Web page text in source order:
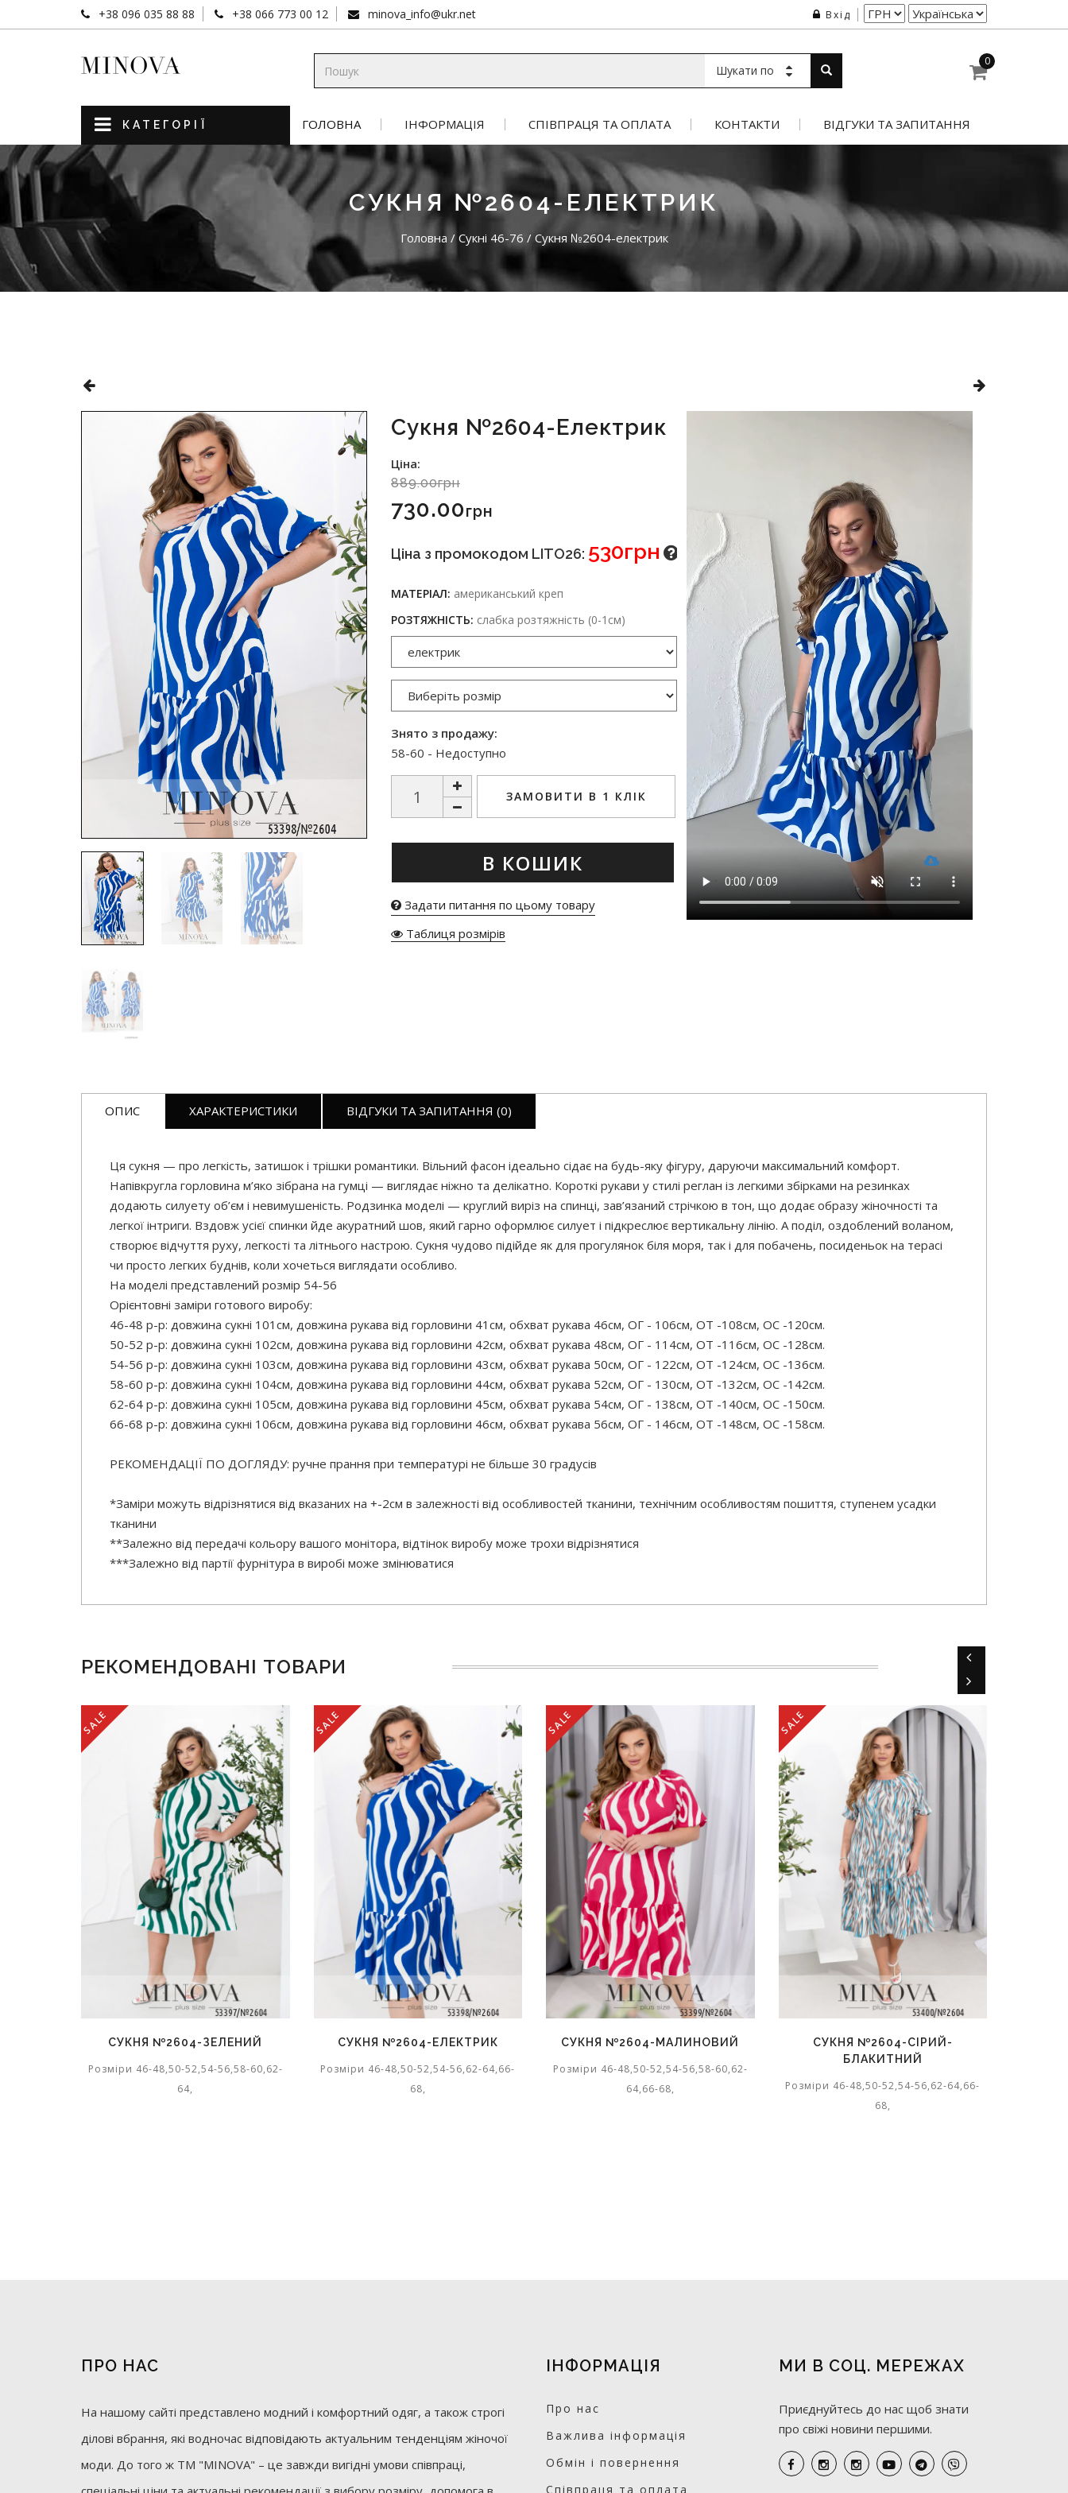
+38 096 035 88 88 +38 066 773 00 12 minova_info@ukr.net Вхід
Шукати по
0
КАТЕГОРІЇ ГОЛОВНА ІНФОРМАЦІЯ СПІВПРАЦЯ ТА ОПЛАТА КОНТАКТИ ВІДГУКИ ТА ЗАПИТАННЯ
СУКНЯ №2604-ЕЛЕКТРИК
Головна / Сукні 46-76 / Сукня №2604-електрик
Сукня №2604-Електрик
Ціна:
889.00грн
730.00Грн
Ціна з промокодом LITO26: 530грн
МАТЕРІАЛ: американський креп
РОЗТЯЖНІСТЬ: слабка розтяжність (0-1см)
Знято з продажу:
58-60 - Недоступно
ЗАМОВИТИ В 1 КЛІК
В КОШИК
Задати питання по цьому товару
Таблиця розмірів
ОПИС ХАРАКТЕРИСТИКИ ВІДГУКИ ТА ЗАПИТАННЯ (0)
Ця сукня — про легкість, затишок і трішки романтики. Вільний фасон ідеально сідає на будь-яку фігуру, даруючи максимальний комфорт.
Напівкругла горловина м’яко зібрана на гумці — виглядає ніжно та делікатно. Короткі рукави у стилі реглан із легкими збірками на резинках
додають силуету об’єм і невимушеність. Родзинка моделі — круглий виріз на спинці, зав’язаний стрічкою в тон, що додає образу жіночності та
легкої інтриги. Вздовж усієї спинки йде акуратний шов, який гарно оформлює силует і підкреслює вертикальну лінію. А поділ, оздоблений воланом,
створює відчуття руху, легкості та літнього настрою. Сукня чудово підійде як для прогулянок біля моря, так і для побачень, посиденьок на терасі
чи просто легких буднів, коли хочеться виглядати особливо.
На моделі представлений розмір 54-56
Орієнтовні заміри готового виробу:
46-48 р-р: довжина сукні 101см, довжина рукава від горловини 41см, обхват рукава 46см, ОГ - 106см, ОТ -108см, OC -120см.
50-52 р-р: довжина сукні 102см, довжина рукава від горловини 42см, обхват рукава 48см, ОГ - 114см, ОТ -116см, OC -128см.
54-56 р-р: довжина сукні 103см, довжина рукава від горловини 43см, обхват рукава 50см, ОГ - 122см, ОТ -124см, OC -136см.
58-60 р-р: довжина сукні 104см, довжина рукава від горловини 44см, обхват рукава 52см, ОГ - 130см, ОТ -132см, OC -142см.
62-64 р-р: довжина сукні 105см, довжина рукава від горловини 45см, обхват рукава 54см, ОГ - 138см, ОТ -140см, OC -150см.
66-68 р-р: довжина сукні 106см, довжина рукава від горловини 46см, обхват рукава 56см, ОГ - 146см, ОТ -148см, OC -158см.
РЕКОМЕНДАЦІЇ ПО ДОГЛЯДУ: ручне прання при температурі не більше 30 градусів
*Заміри можуть відрізнятися від вказаних на +-2см в залежності від особливостей тканини, технічним особливостям пошиття, ступенем усадки
тканини
**Залежно від передачі кольору вашого монітора, відтінок виробу може трохи відрізнятися
***Залежно від партії фурнітура в виробі може змінюватися
РЕКОМЕНДОВАНІ ТОВАРИ
SALE
СУКНЯ №2604-ЗЕЛЕНИЙ
Розміри 46-48,50-52,54-56,58-60,62-
64,
SALE
СУКНЯ №2604-ЕЛЕКТРИК
Розміри 46-48,50-52,54-56,62-64,66-
68,
SALE
СУКНЯ №2604-МАЛИНОВИЙ
Розміри 46-48,50-52,54-56,58-60,62-
64,66-68,
SALE
СУКНЯ №2604-СІРИЙ-
БЛАКИТНИЙ
Розміри 46-48,50-52,54-56,62-64,66-
68,
ПРО НАС
На нашому сайті представлено модний і комфортний одяг, а також строгі
ділові вбрання, які водночас відповідають актуальним тенденціям жіночої
моди. До того ж ТМ "MINOVA" – це завжди вигідні умови співпраці,
ІНФОРМАЦІЯ
Про нас
Важлива інформація
Обмін і повернення
Співпраця та оплата
МИ В СОЦ. МЕРЕЖАХ
Приєднуйтесь до нас щоб знати
про свіжі новини першими.